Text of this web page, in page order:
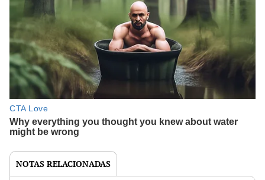
NOTAS RELACIONADAS